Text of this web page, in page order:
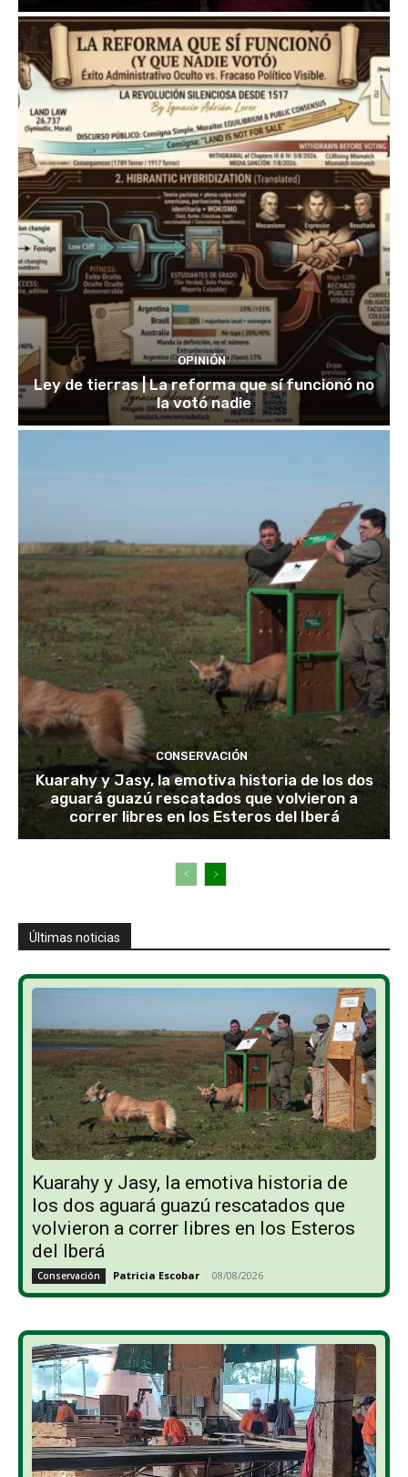
OPINIÓN
Ley de tierras | La reforma que sí funcionó no
la votó nadie
CONSERVACIÓN
Kuarahy y Jasy, la emotiva historia de los dos
aguará guazú rescatados que volvieron a
correr libres en los Esteros del Iberá
Últimas noticias
Kuarahy y Jasy, la emotiva historia de
los dos aguará guazú rescatados que
volvieron a correr libres en los Esteros
del Iberá
Conservación Patricia Escobar - 08/08/2026